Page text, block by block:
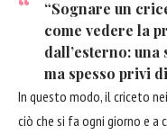
“Sognare un
come vedere la
dall’esterno:
ma spesso privi
In questo modo, il criceto
ciò che si fa ogni giorno e a